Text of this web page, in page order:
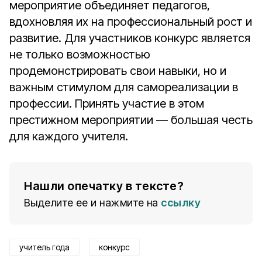
мероприятие объединяет педагогов,
вдохновляя их на профессиональный рост и
развитие. Для участников конкурс является
не только возможностью
продемонстрировать свои навыки, но и
важным стимулом для самореализации в
профессии. Принять участие в этом
престижном мероприятии — большая честь
для каждого учителя.
Нашли опечатку в тексте?
Выделите ее и нажмите на ссылку
учитель года конкурс